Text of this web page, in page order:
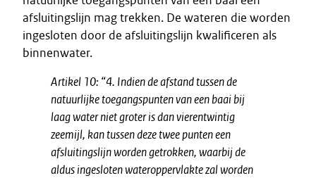
afsluitingslijn mag trekken. De wateren die worden
ingesloten door de afsluitingslijn kwalificeren als
binnenwater.
Artikel 10:“4. Indien de afstand tussen de
natuurlijke toegangspunten van een baai bij
laag water niet groter is dan vierentwintig
zeemijl, kan tussen deze twee punten een
afsluitingslijn worden getrokken, waarbij de
aldus ingesloten wateroppervlakte zal worden